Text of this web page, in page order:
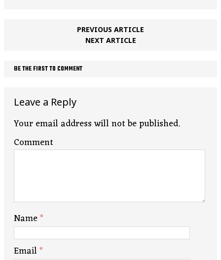
PREVIOUS ARTICLE
NEXT ARTICLE
BE THE FIRST TO COMMENT
Leave a Reply
Your email address will not be published.
Comment
Name*
Email*